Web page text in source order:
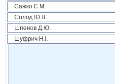
Сажко С.М.
Солод Ю.В.
Шпенов Д.Ю.
Шуфрич Н.І.